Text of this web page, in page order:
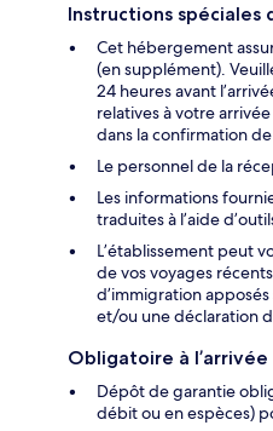
Instructions spéciales
Cet hébergement
(en supplément).
24 heures avant
relatives à votre
dans la confirmation
Le personnel de la
Les informations
traduites à l’aide
L’établissement peut
de vos voyages
d’immigration
et/ou une déclaration
Obligatoire à l’arrivée
Dépôt de garantie
débit ou en espèces)